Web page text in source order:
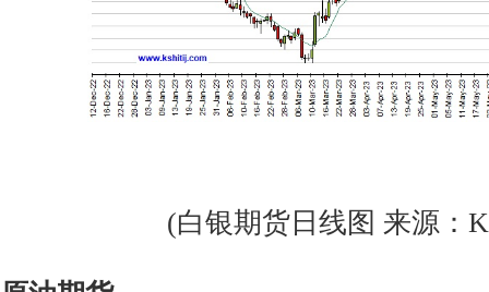
(白银期货日线图 来源：